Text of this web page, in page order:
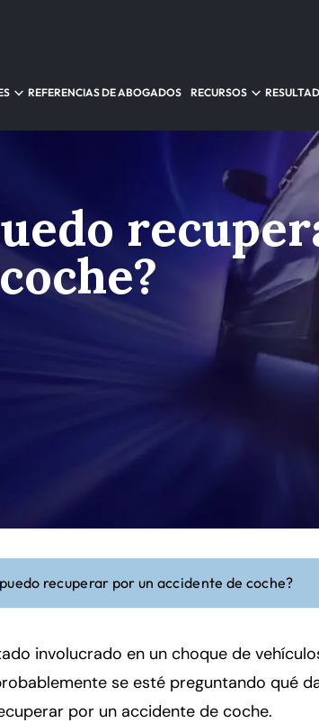
REFERENCIAS DE ABOGADOS RECURSOS
recuperar por un accidente de coche?
involucrado en un choque de
se esté preguntando qué
por un accidente de coche.